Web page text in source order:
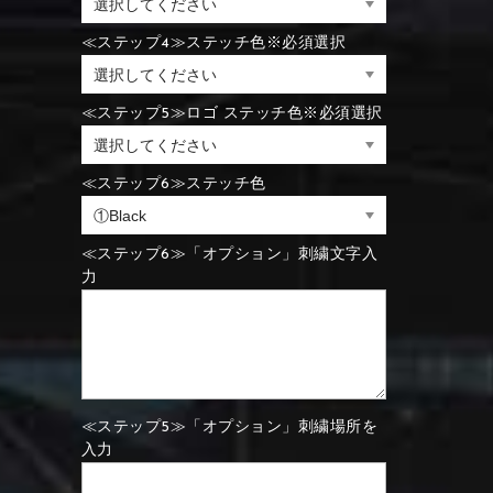
⑮Wine red
⑪Black ⑫Ivory
⑮Wine red
⑪Black
⑪Blue ⑫Aqua blue
⑮Rose pink
⑪Blue
⑮Rose pink
≪ステップ4≫ステッチ色※必須選択
≪ステップ5≫ロゴ ステッチ色※必須選択
≪ステップ6≫ステッチ色
≪ステップ6≫「オプション」刺繍文字入
力
≪ステップ5≫「オプション」刺繍場所を
入力